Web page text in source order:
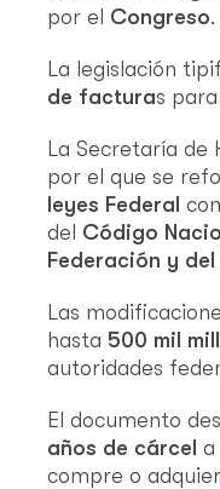
por el Congreso
La legislación
de facturas
La Secretaría de
por el que se
leyes Federal
del Código
Federación y
Las
hasta 500 mil
autoridades
El documento
años de cárcel a
compre o